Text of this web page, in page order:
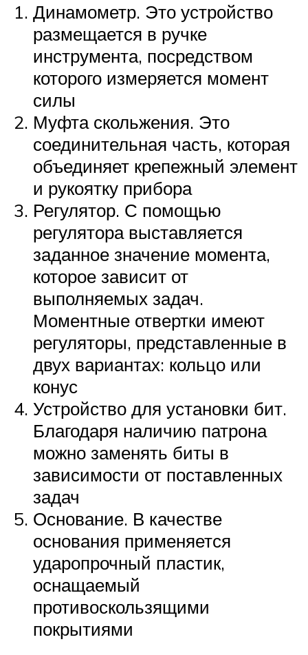
Динамометр. Это устройство
размещается в ручке
инструмента, посредством
которого измеряется момент
силы
Муфта скольжения. Это
соединительная часть, которая
объединяет крепежный элемент
и рукоятку прибора
Регулятор. С помощью
регулятора выставляется
заданное значение момента,
которое зависит от
выполняемых задач.
Моментные отвертки имеют
регуляторы, представленные в
двух вариантах: кольцо или
конус
Устройство для установки бит.
Благодаря наличию патрона
можно заменять биты в
зависимости от поставленных
задач
Основание. В качестве
основания применяется
ударопрочный пластик,
оснащаемый
противоскользящими
покрытиями